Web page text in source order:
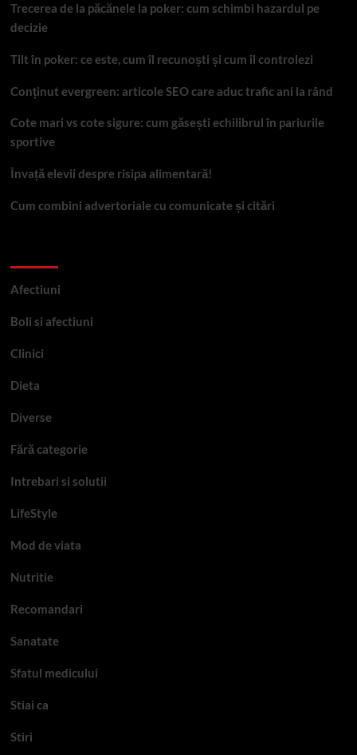
Trecerea de la păcănele la poker: cum schimbi hazardul pe
decizie
Tilt în poker: ce este, cum îl recunoști și cum îl controlezi
Conținut evergreen: articole SEO care aduc trafic ani la rând
Cote mari vs cote sigure: cum găsești echilibrul în pariurile
sportive
Învață elevii despre risipa alimentară!
Cum combini advertoriale cu comunicate și citări
Afectiuni
Boli si afectiuni
Clinici
Dieta
Diverse
Fără categorie
Intrebari si solutii
LifeStyle
Mod de viata
Nutritie
Recomandari
Sanatate
Sfatul medicului
Stiai ca
Stiri